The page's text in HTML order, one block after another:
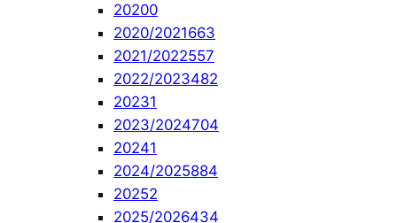
20200
2020/2021663
2021/2022557
2022/2023482
20231
2023/2024704
20241
2024/2025884
20252
2025/2026434